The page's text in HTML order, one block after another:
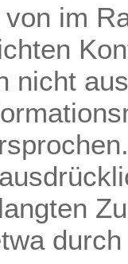
im
nicht